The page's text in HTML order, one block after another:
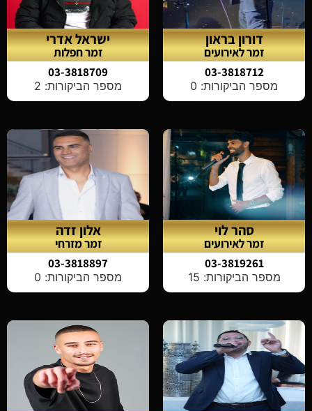
דורון בראון
זמר לאירועים
03-3818712
מספר הביקורות: 0
ישראל אדרי
זמר חפלות
03-3818709
מספר הביקורות: 2
סהר לוי
זמר לאירועים
03-3819261
מספר הביקורות: 15
אלון זדה
זמר מזרחי
03-3818897
מספר הביקורות: 0